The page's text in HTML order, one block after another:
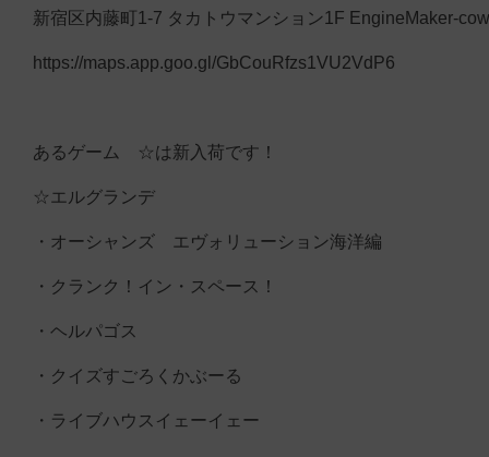
新宿区内藤町1-7 タカトウマンション1F EngineMaker-
https://maps.app.goo.gl/GbCouRfzs1VU2VdP6
あるゲーム ☆は新入荷です！
☆エルグランデ
・オーシャンズ エヴォリューション海洋編
・クランク！イン・スペース！
・ヘルパゴス
・クイズすごろくかぶーる
・ライブハウスイェーイェー